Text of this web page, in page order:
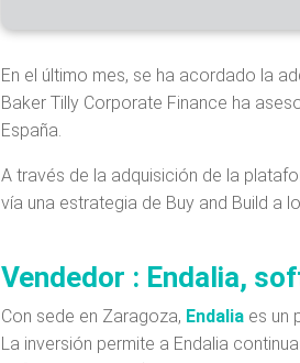
En el último mes, se ha acordado la
Baker Tilly Corporate Finance ha
España.​
​A través de la adquisición de la
vía una estrategia de Buy and Build a
Vendedor : Endalia​,
Con sede en Zaragoza, Endalia es un
La inversión permite a Endalia